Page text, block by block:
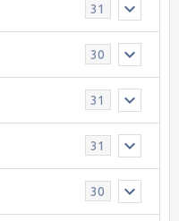
31
30
31
31
30